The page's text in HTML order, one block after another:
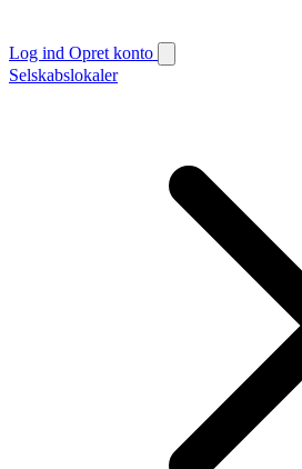
Log ind Opret konto
Selskabslokaler